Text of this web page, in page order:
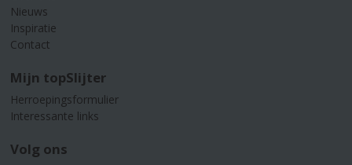
Nieuws
Inspiratie
Contact
Mijn topSlijter
Herroepingsformulier
Interessante links
Volg ons